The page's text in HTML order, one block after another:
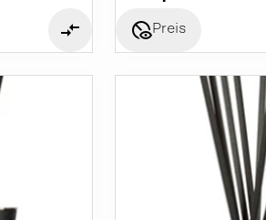
disabled_visiblePreis